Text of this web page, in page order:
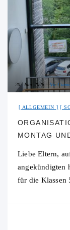
20. Juni 2026 No
ALLGEMEIN
MONTAG
Liebe Eltern,
angekündigten
für die Klassen